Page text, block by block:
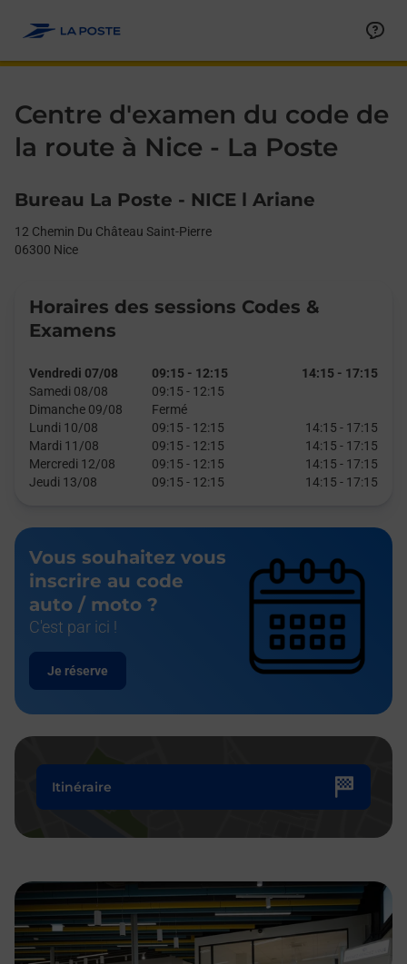
Centre d'examen du code de
la route à Nice - La Poste
Bureau La Poste - NICE l Ariane
12 Chemin Du Château Saint-Pierre
06300 Nice
Horaires des sessions Codes &
Examens
Vendredi 07/08 09:15 - 12:15 14:15 - 17:15
Samedi 08/08
09:15 - 12:15
Dimanche 09/08
Fermé
Lundi 10/08
09:15 - 12:15 14:15 - 17:15
Mardi 11/08
09:15 - 12:15 14:15 - 17:15
Mercredi 12/08
09:15 - 12:15 14:15 - 17:15
Jeudi 13/08
09:15 - 12:15 14:15 - 17:15
Vous souhaitez vous
inscrire au code
auto / moto ?
C'est par ici !
Je réserve
Itinéraire